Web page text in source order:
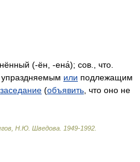
(-ён, -ена́); сов., что.
упраздняемым или подлежащим
заседание (объявить , что оно не
Н.Ю. Шведова. 1949-1992